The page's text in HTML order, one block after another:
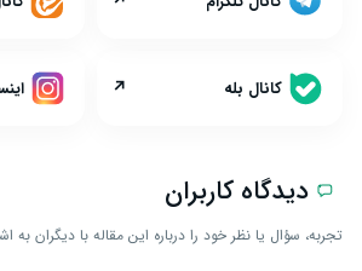
کانال بله ↗
دیدگاه کاربران
تجربه، سؤال یا نظر خود را درباره این مقاله با دیگران به